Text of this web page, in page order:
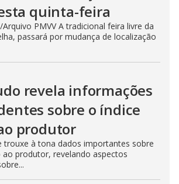
quinta-feira
PMVV A tradicional feira livre da
passará por mudança de localização
revela informações
sobre o índice
produtor
trouxe à tona dados importantes sobre
ao produtor, revelando aspectos